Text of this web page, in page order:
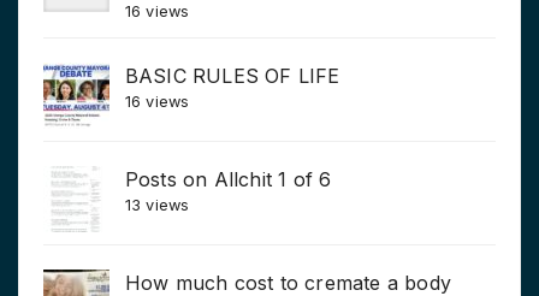
16 views
BASIC RULES OF LIFE
16 views
Posts on Allchit 1 of 6
13 views
How much cost to cremate a body